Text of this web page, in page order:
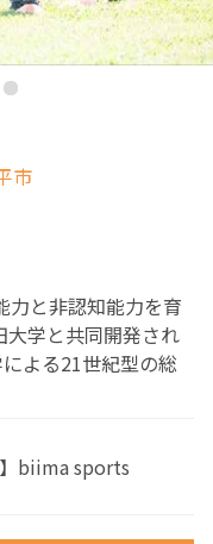
市
と非認知能力を育
大学と共同開発され
よる21世紀型の総
】biima sports